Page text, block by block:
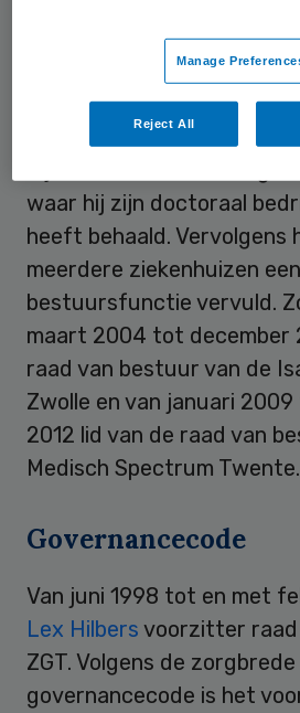
Hilbers is momenteel
van bestuur van het
in Purmerend.
waar hij zijn doctoraal
heeft behaald. Vervolgens
meerdere ziekenhuizen
bestuursfunctie vervuld.
maart 2004 tot december
raad van bestuur van de
Zwolle en van januari
2012 lid van de raad van
Medisch Spectrum Twente.
Governancecode
Van juni 1998 tot en met
Lex Hilbers voorzitter
ZGT. Volgens de zorgbrede
governancecode is het
Manage
Reject All